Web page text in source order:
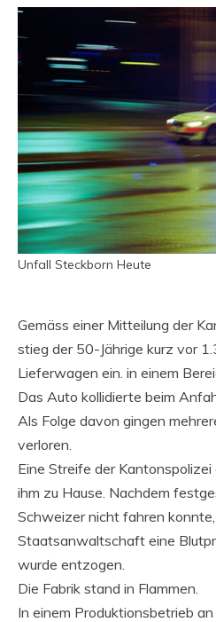
Unfall Steckborn Heute
Gemäss einer Mitteilung der
stieg der 50-Jährige kurz vor
Lieferwagen ein. in einem
Das Auto kollidierte beim
Als Folge davon gingen
verloren.
Eine Streife der
ihm zu Hause. Nachdem
Schweizer nicht fahren
Staatsanwaltschaft eine
wurde entzogen.
Die Fabrik stand in Flammen.
In einem Produktionsbetrieb